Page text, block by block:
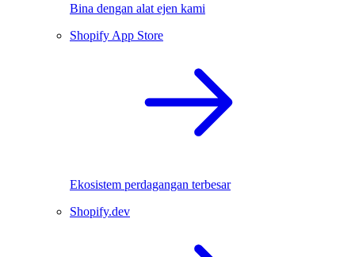
Bina dengan alat ejen kami
Shopify App Store
Ekosistem perdagangan terbesar
Shopify.dev